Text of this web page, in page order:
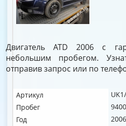
Двигатель ATD 2006 с
небольшим пробегом.
отправив запрос или по
Артикул
Пробег
Год
2006